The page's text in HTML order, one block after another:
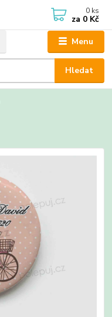
Menu
Hledat
0 ks
za 0 Kč